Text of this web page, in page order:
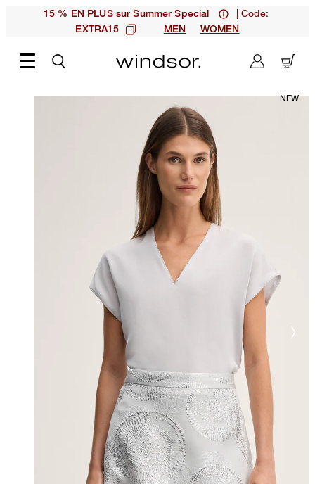
15 % EN PLUS sur Summer Special | Code:
EXTRA15 MEN WOMEN